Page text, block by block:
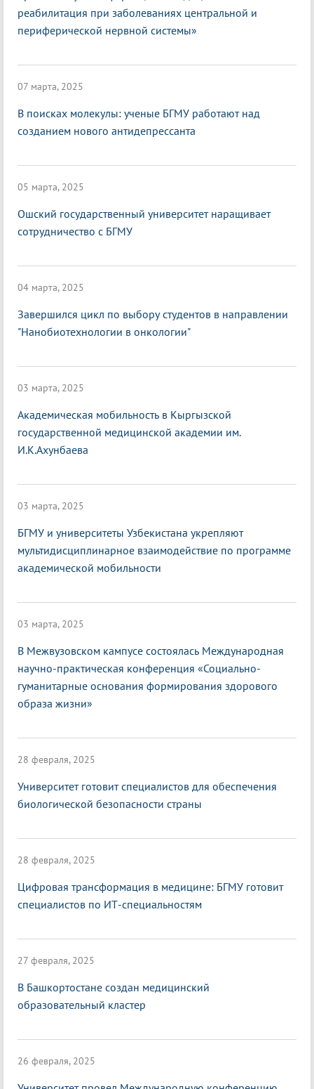
реабилитация при заболеваниях центральной и
периферической нервной системы»
07 марта, 2025
В поисках молекулы: ученые БГМУ работают над
созданием нового антидепрессанта
05 марта, 2025
Ошский государственный университет наращивает
сотрудничество с БГМУ
04 марта, 2025
Завершился цикл по выбору студентов в направлении
"Нанобиотехнологии в онкологии"
03 марта, 2025
Академическая мобильность в Кыргызской
государственной медицинской академии им.
И.К.Ахунбаева
03 марта, 2025
БГМУ и университеты Узбекистана укрепляют
мультидисциплинарное взаимодействие по программе
академической мобильности
03 марта, 2025
В Межвузовском кампусе состоялась Международная
научно-практическая конференция «Социально-
гуманитарные основания формирования здорового
образа жизни»
28 февраля, 2025
Университет готовит специалистов для обеспечения
биологической безопасности страны
28 февраля, 2025
Цифровая трансформация в медицине: БГМУ готовит
специалистов по ИТ-специальностям
27 февраля, 2025
В Башкортостане создан медицинский
образовательный кластер
26 февраля, 2025